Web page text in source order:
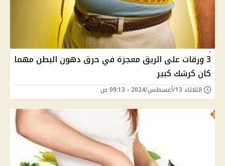
3 ورقات على الريق معجزة في حرق دهون البطن مهما
كان كرشك كبير
الثلاثاء 13/أغسطس/2024 - 09:13 ص